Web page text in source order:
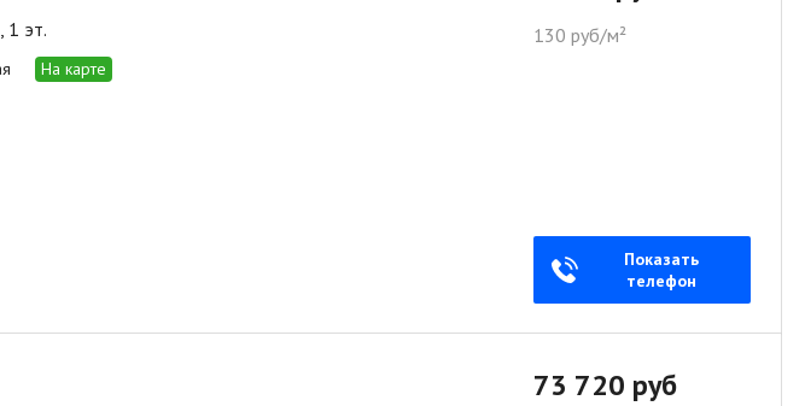
1 эт.
На карте
130 руб/м²
Показать
телефон
73 720 руб